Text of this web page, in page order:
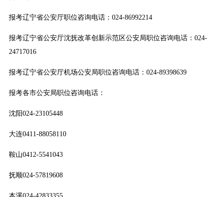
报考辽宁省公安厅职位咨询电话：024-86992214
报考辽宁省公安厅沈抚改革创新示范区公安局职位咨询电话：024-
24717016
报考辽宁省公安厅机场公安局职位咨询电话：024-89398639
报考各市公安局职位咨询电话：
沈阳024-23105448
大连0411-88058110
鞍山0412-5541043
抚顺024-57819608